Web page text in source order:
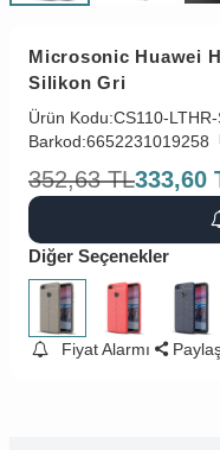
Microsonic Huawei
Silikon Gri
Ürün Kodu:CS110-
Barkod:6652231019258
352,63 TL333,60
Diğer Seçenekler
Fiyat Alarmı